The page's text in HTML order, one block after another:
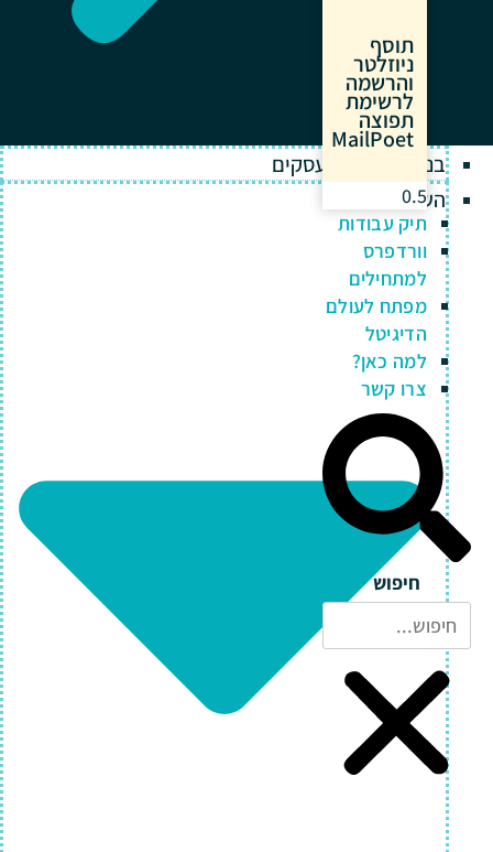
תוסף
ניוזלטר
והרשמה
לרשימת
תפוצה
MailPoet
תיק עבודות
וורדפרס
למתחילים
מפתח לעולם
הדיגיטל
למה כאן?
צרו קשר
חיפוש
בניית אתרים לעסקים
השירותים שלנו